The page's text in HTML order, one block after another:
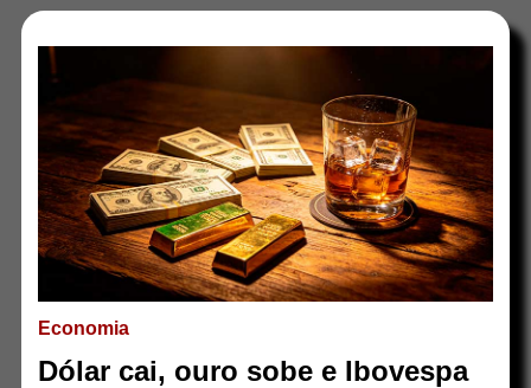
Economia
Dólar cai, ouro sobe e Ibovespa